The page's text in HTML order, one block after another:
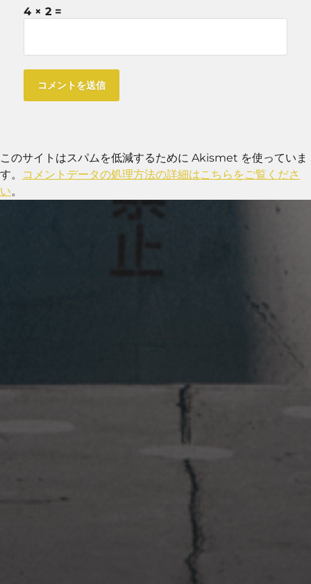
4 × 2 =
このサイトはスパムを低減するために Akismet を使っていま
す。
コメントデータの処理方法の詳細はこちらをご覧くださ
い。
岩国周辺遠征~ふぐパーティナ